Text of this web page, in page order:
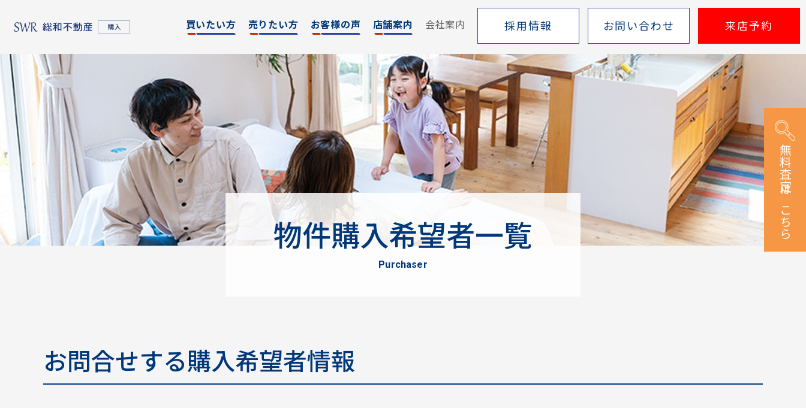
買いたい方 売りたい方 お客様の声 店舗案内 会社案内 採用情報 お問い合わせ 来店予約
名古屋エリア
物件検索
物件一覧
東京エリア
物件検索
物件一覧
エリア別
名古屋エリア
不動産売却について
購入希望者情報一覧
東京エリア
不動産売却について
購入希望者情報一覧
売却サポート
シーンごとの売却
売り方のメリット・デメリット
買い替えの流れ
売却実績
戸建てを高く売るためのポイント
土地を高く売るためのポイント
マンションを高く売るためのポイント
物件購入希望者一覧
purchaser
お問合せする購入希望者情報
無料査定はこちら